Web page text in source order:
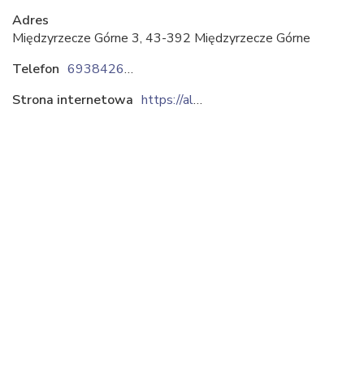
Adres
Międzyrzecze Górne 3, 43-392 Międzyrzecze Górne
Telefon
693842626
Strona internetowa
https://alpaquero.business.site